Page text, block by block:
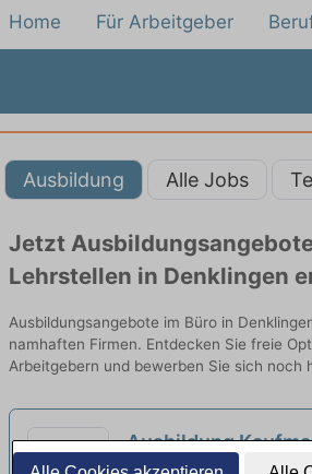
Home Für Arbeitgeber
Ausbildung Alle Jobs
Jetzt
Lehrstellen in Denklingen
Ausbildungsangebote im Büro in
namhaften Firmen. Entdecken Sie freie
Arbeitgebern und bewerben Sie sich noch
Ausbildung